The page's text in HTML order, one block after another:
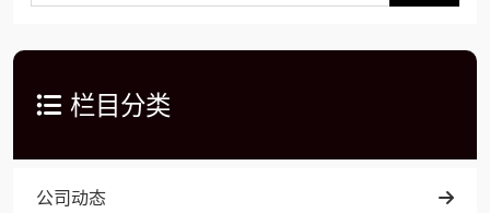
栏目分类
公司动态